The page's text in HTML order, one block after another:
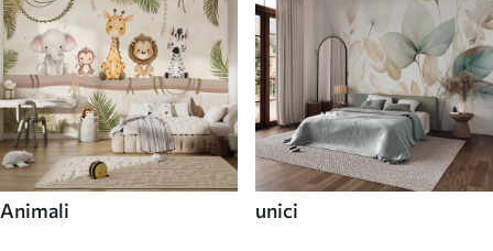
Animali unici